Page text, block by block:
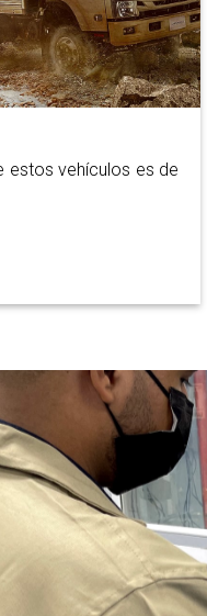
estos vehículos es de